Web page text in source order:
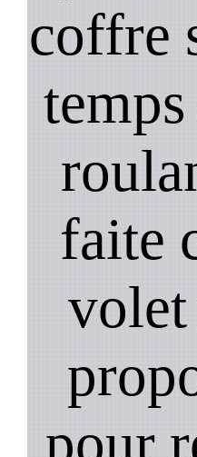
coffre
faite
volet
pour